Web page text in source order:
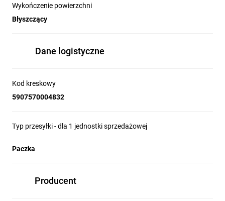
Wykończenie powierzchni
Błyszczący
Dane logistyczne
Kod kreskowy
5907570004832
Typ przesyłki - dla 1 jednostki sprzedażowej
Paczka
Producent